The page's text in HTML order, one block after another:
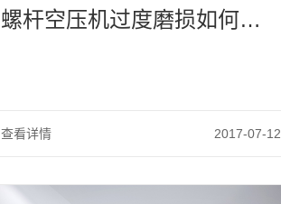
螺杆空压机过度磨损如何处
查看详情 2017-07-12